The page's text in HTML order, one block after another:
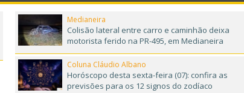
Medianeira
Colisão lateral entre carro e caminhão deixa
motorista ferido na PR-495, em Medianeira
Coluna Cláudio Albano
Horóscopo desta sexta-feira (07): confira as
previsões para os 12 signos do zodíaco